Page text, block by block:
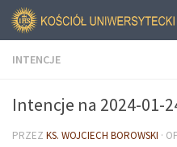
INTENCJE
Intencje na 2024-01-
PRZEZ KS. WOJCIECH BOROWSKI ·